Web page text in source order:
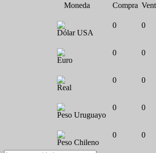
Moneda Compra
Dólar USA
0 0
Euro
0 0
Real
0 0
Peso Uruguayo
0 0
Peso Chileno
0 0